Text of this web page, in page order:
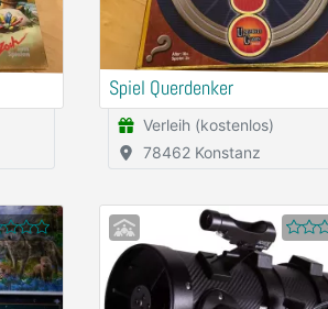
Spiel Querdenker
Verleih (kostenlos)
78462 Konstanz